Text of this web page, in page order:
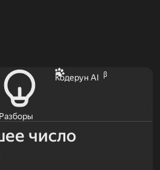
Разборы
Кодерун AI β
число